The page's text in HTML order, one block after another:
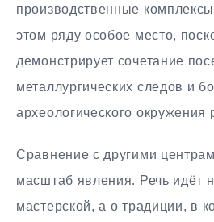
производственные
этом ряду особое место,
демонстрирует сочетание
металлургических следов и
археологического окружения
Сравнение с другими
масштаб явления. Речь идёт
мастерской, а о традиции, в